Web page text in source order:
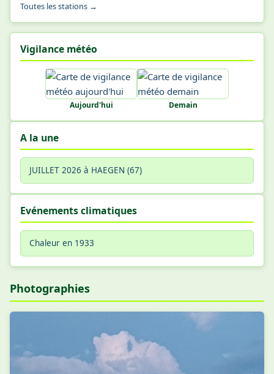
Toutes les stations →
Vigilance météo
Aujourd'hui Demain
A la une
JUILLET 2026 à HAEGEN (67)
Evénements climatiques
Chaleur en 1933
Photographies